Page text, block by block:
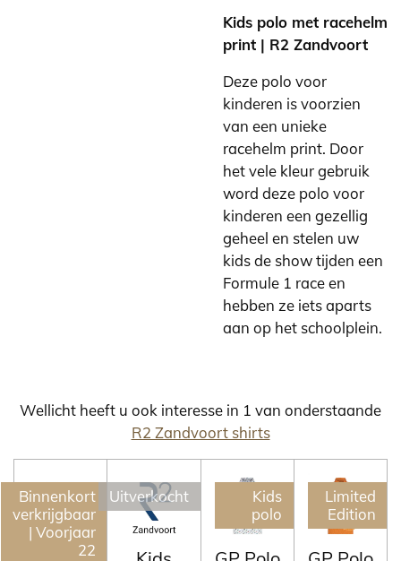
Kids polo met racehelm
print | R2 Zandvoort
Deze polo voor
kinderen is voorzien
van een unieke
racehelm print. Door
het vele kleur gebruik
word deze polo voor
kinderen een gezellig
geheel en stelen uw
kids de show tijden een
Formule 1 race en
hebben ze iets aparts
aan op het schoolplein.
Wellicht heeft u ook interesse in 1 van onderstaande
R2 Zandvoort shirts
Binnenkort
verkrijgbaar
| Voorjaar
22
Uitverkocht
Kids
polo
Limited
Edition